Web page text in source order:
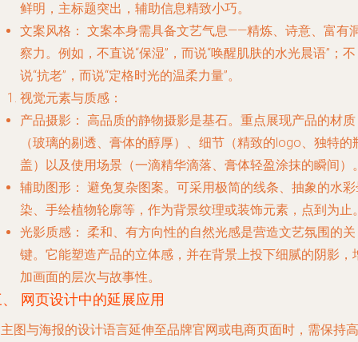
鲜明，主标题突出，辅助信息精致小巧。
文案风格： 文案本身需具备文艺气息——精炼、诗意、富有
察力。例如，不直说“保湿”，而说“唤醒肌肤的水光晨语”；不
说“抗老”，而说“定格时光的温柔力量”。
视觉元素与质感：
产品摄影： 高品质的静物摄影是基石。重点展现产品的材质
（玻璃的剔透、膏体的醇厚）、细节（精致的logo、独特的
盖）以及使用场景（一滴精华滴落、膏体轻盈涂抹的瞬间）
辅助图形： 避免复杂图案。可采用极简的线条、抽象的水
染、手绘植物轮廓等，作为背景纹理或装饰元素，点到为止
光影质感： 柔和、有方向性的自然光感是营造文艺氛围的关
键。它能塑造产品的立体感，并在背景上投下细腻的阴影，
加画面的层次与故事性。
网页设计中的延展应用
图与海报的设计语言延伸至品牌官网或电商页面时，需保持高